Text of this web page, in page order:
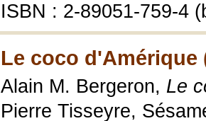
ISBN : 2-89051-759-4
Le coco d'Amérique
Alain M. Bergeron, Le
Pierre Tisseyre,